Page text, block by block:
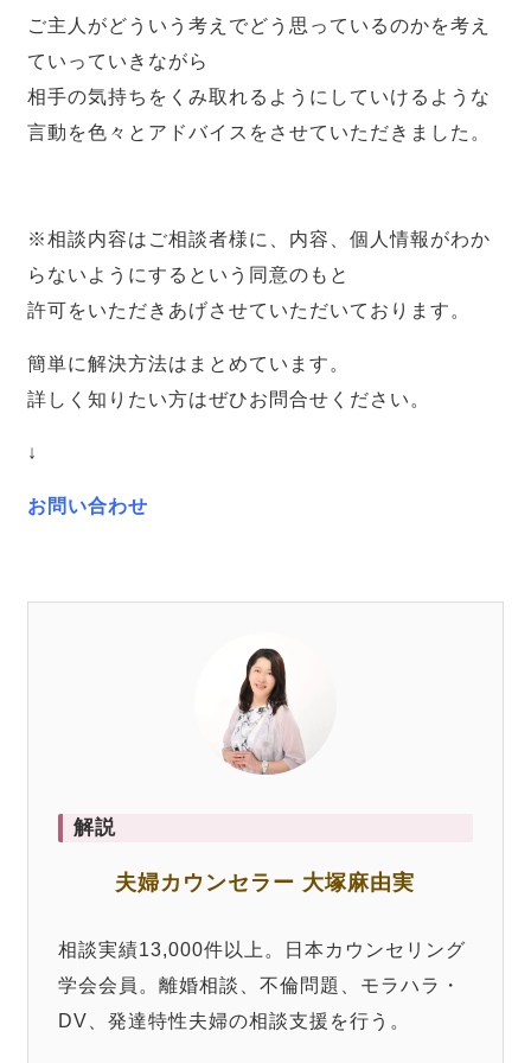
ご主人がどういう考えでどう思っているのかを考え
ていっていきながら
相手の気持ちをくみ取れるようにしていけるような
言動を色々とアドバイスをさせていただきました。
※相談内容はご相談者様に、内容、個人情報がわか
らないようにするという同意のもと
許可をいただきあげさせていただいております。
簡単に解決方法はまとめています。
詳しく知りたい方はぜひお問合せください。
↓
お問い合わせ
解説
夫婦カウンセラー 大塚麻由実
相談実績13,000件以上。日本カウンセリング
学会会員。離婚相談、不倫問題、モラハラ・
DV、発達特性夫婦の相談支援を行う。